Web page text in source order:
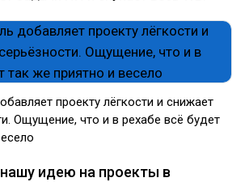
проекту лёгкости и снижает
Ощущение, что и в рехабе всё будет
идею на проекты в